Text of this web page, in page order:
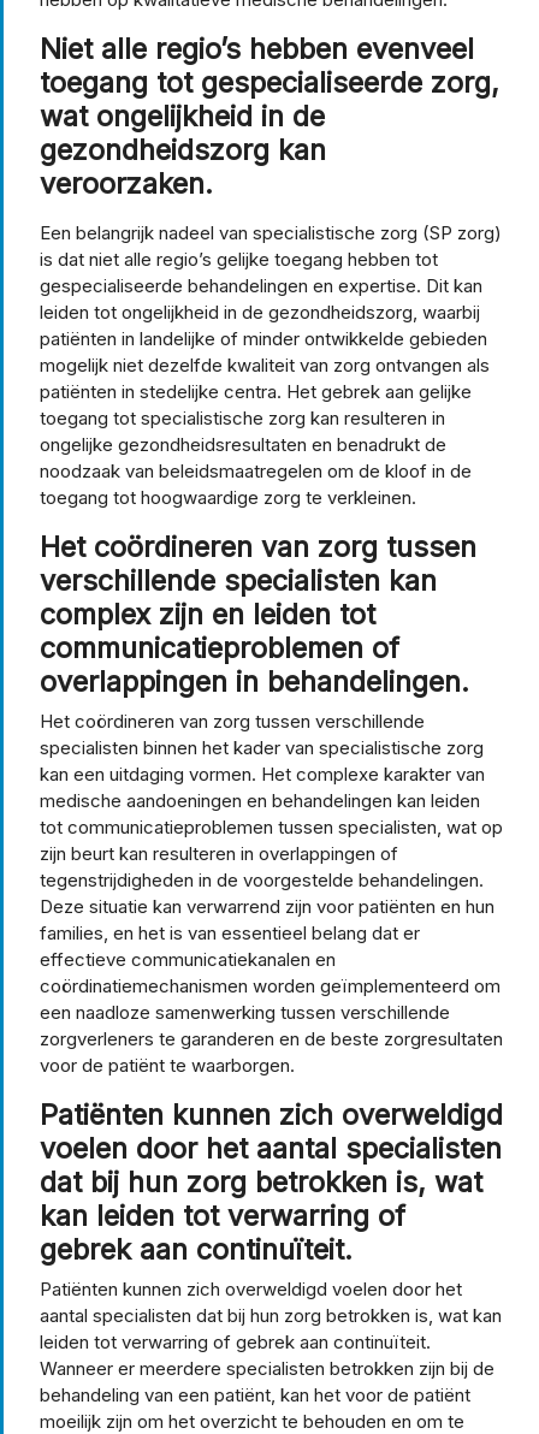
Niet alle regio’s hebben evenveel
toegang tot gespecialiseerde zorg,
wat ongelijkheid in de
gezondheidszorg kan
veroorzaken.
Een belangrijk nadeel van specialistische zorg (SP zorg)
is dat niet alle regio’s gelijke toegang hebben tot
gespecialiseerde behandelingen en expertise. Dit kan
leiden tot ongelijkheid in de gezondheidszorg, waarbij
patiënten in landelijke of minder ontwikkelde gebieden
mogelijk niet dezelfde kwaliteit van zorg ontvangen als
patiënten in stedelijke centra. Het gebrek aan gelijke
toegang tot specialistische zorg kan resulteren in
ongelijke gezondheidsresultaten en benadrukt de
noodzaak van beleidsmaatregelen om de kloof in de
toegang tot hoogwaardige zorg te verkleinen.
Het coördineren van zorg tussen
verschillende specialisten kan
complex zijn en leiden tot
communicatieproblemen of
overlappingen in behandelingen.
Het coördineren van zorg tussen verschillende
specialisten binnen het kader van specialistische zorg
kan een uitdaging vormen. Het complexe karakter van
medische aandoeningen en behandelingen kan leiden
tot communicatieproblemen tussen specialisten, wat op
zijn beurt kan resulteren in overlappingen of
tegenstrijdigheden in de voorgestelde behandelingen.
Deze situatie kan verwarrend zijn voor patiënten en hun
families, en het is van essentieel belang dat er
effectieve communicatiekanalen en
coördinatiemechanismen worden geïmplementeerd om
een naadloze samenwerking tussen verschillende
zorgverleners te garanderen en de beste zorgresultaten
voor de patiënt te waarborgen.
Patiënten kunnen zich overweldigd
voelen door het aantal specialisten
dat bij hun zorg betrokken is, wat
kan leiden tot verwarring of
gebrek aan continuïteit.
Patiënten kunnen zich overweldigd voelen door het
aantal specialisten dat bij hun zorg betrokken is, wat kan
leiden tot verwarring of gebrek aan continuïteit.
Wanneer er meerdere specialisten betrokken zijn bij de
behandeling van een patiënt, kan het voor de patiënt
moeilijk zijn om het overzicht te behouden en om te